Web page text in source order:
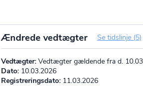
Ændrede vedtægter Se tidslinje (5)
Vedtægter:Vedtægter gældende fra d.
Dato:10.03.2026
Registreringsdato:11.03.2026